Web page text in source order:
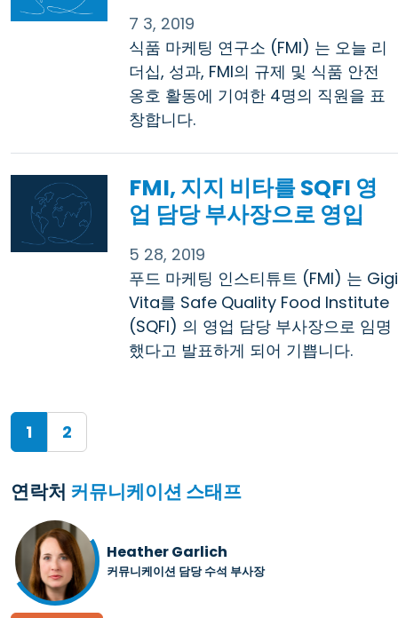
7 3, 2019
식품 마케팅 연구소 (FMI) 는 오늘 리
더십, 성과, FMI의 규제 및 식품 안전
옹호 활동에 기여한 4명의 직원을 표
창합니다.
FMI, 지지 비타를 SQFI 영
업 담당 부사장으로 영입
5 28, 2019
푸드 마케팅 인스티튜트 (FMI) 는 Gigi
Vita를 Safe Quality Food Institute
(SQFI) 의 영업 담당 부사장으로 임명
했다고 발표하게 되어 기쁩니다.
1(current)
2
연락처 커뮤니케이션 스태프
Heather Garlich
커뮤니케이션 담당 수석 부사장